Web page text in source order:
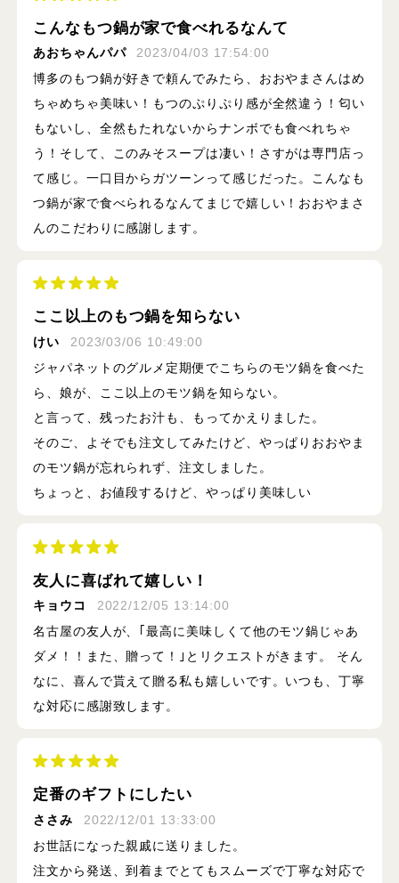
こんなもつ鍋が家で食べれるなんて
あおちゃんパパ
2023/04/03 17:54:00
博多のもつ鍋が好きで頼んでみたら、おおやまさんはめ
ちゃめちゃ美味い！もつのぷりぷり感が全然違う！匂い
もないし、全然もたれないからナンボでも食べれちゃ
う！そして、このみそスープは凄い！さすがは専門店っ
て感じ。一口目からガツーンって感じだった。こんなも
つ鍋が家で食べられるなんてまじで嬉しい！おおやまさ
んのこだわりに感謝します。
ここ以上のもつ鍋を知らない
けい
2023/03/06 10:49:00
ジャパネットのグルメ定期便でこちらのモツ鍋を食べた
ら、娘が、ここ以上のモツ鍋を知らない。
と言って、残ったお汁も、もってかえりました。
そのご、よそでも注文してみたけど、やっぱりおおやま
のモツ鍋が忘れられず、注文しました。
ちょっと、お値段するけど、やっぱり美味しい
友人に喜ばれて嬉しい！
キョウコ
2022/12/05 13:14:00
名古屋の友人が、｢最高に美味しくて他のモツ鍋じゃあ
ダメ！！また、贈って！｣とリクエストがきます。 そん
なに、喜んで貰えて贈る私も嬉しいです。いつも、丁寧
な対応に感謝致します。
定番のギフトにしたい
ささみ
2022/12/01 13:33:00
お世話になった親戚に送りました。
注文から発送、到着までとてもスムーズで丁寧な対応で